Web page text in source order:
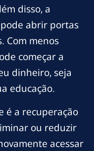
disso, a
abrir portas
Com menos
começar a
dinheiro, seja
educação.
é a recuperação
ou reduzir
acessar